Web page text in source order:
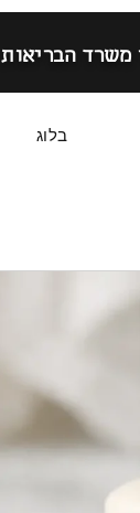
משרד הבריאות
בלוג